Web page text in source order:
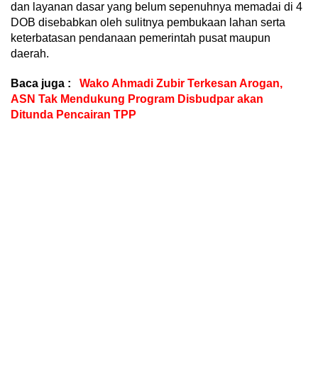
dan layanan dasar yang belum sepenuhnya memadai di 4
DOB disebabkan oleh sulitnya pembukaan lahan serta
keterbatasan pendanaan pemerintah pusat maupun
daerah.
Baca juga :
Wako Ahmadi Zubir Terkesan Arogan,
ASN Tak Mendukung Program Disbudpar akan
Ditunda Pencairan TPP